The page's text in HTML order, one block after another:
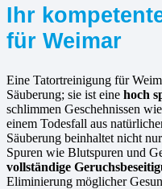
Ihr
für Weimar
Eine Tatortreinigung für
Säuberung; sie ist eine hoch
schlimmen Geschehnissen
einem Todesfall aus
Säuberung beinhaltet nicht
Spuren wie Blutspuren und
vollständige
Eliminierung möglicher